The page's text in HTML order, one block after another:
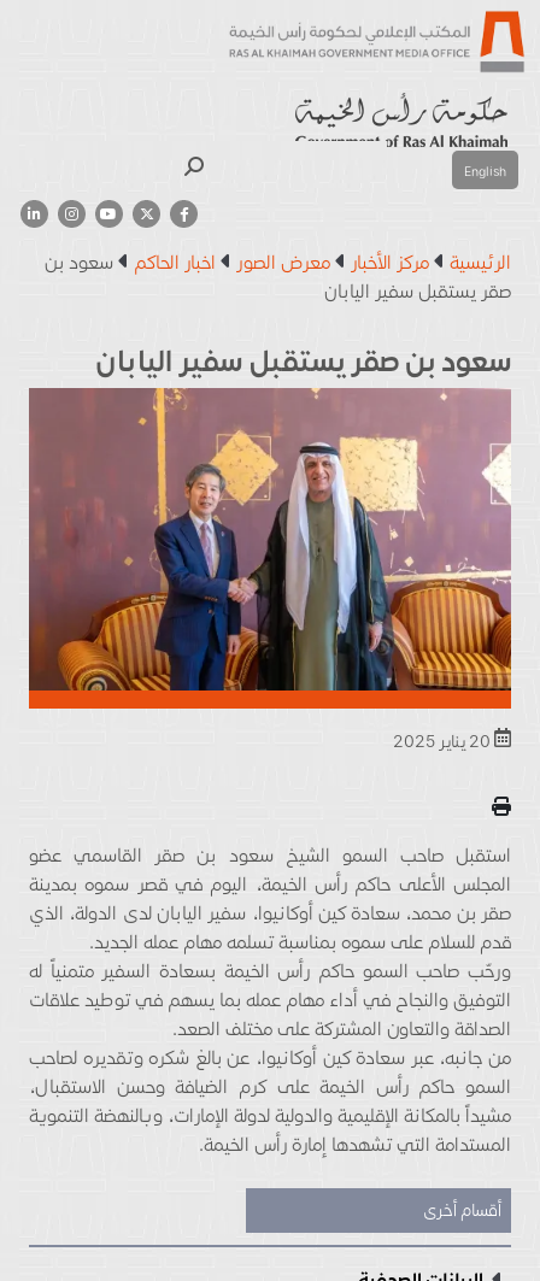
English
الرئيسية مركز الأخبار معرض الصور اخبار الحاكم
سعود بن
صقر يستقبل سفير اليابان
سعود بن صقر يستقبل سفير اليابان
استقبل صاحب السمو الشيخ سعود بن صقر القاسمي عضو
المجلس الأعلى حاكم رأس الخيمة، اليوم في قصر سموه بمدينة
صقر بن محمد، سعادة كين أوكانيوا، سفير اليابان لدى الدولة، الذي
قدم للسلام على سموه بمناسبة تسلمه مهام عمله الجديد.
ورحّب صاحب السمو حاكم رأس الخيمة بسعادة السفير متمنياً له
التوفيق والنجاح في أداء مهام عمله بما يسهم في توطيد علاقات
الصداقة والتعاون المشتركة على مختلف الصعد.
من جانبه، عبر سعادة كين أوكانيوا، عن بالغ شكره وتقديره لصاحب
السمو حاكم رأس الخيمة على كرم الضيافة وحسن الاستقبال،
مشيداً بالمكانة الإقليمية والدولية لدولة الإمارات، وبالنهضة التنموية
المستدامة التي تشهدها إمارة رأس الخيمة.
أقسام أخرى